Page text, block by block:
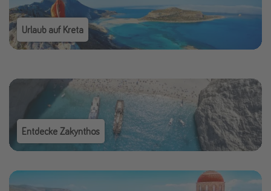
Urlaub auf Kreta
Entdecke Zakynthos